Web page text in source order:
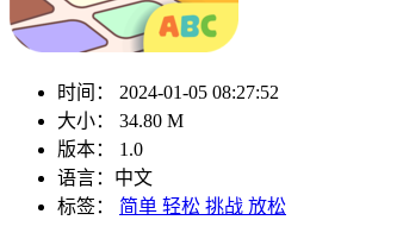
时间：
2024-01-05 08:27:52
大小：
34.80 M
版本：
1.0
语言： 中文
标签：
简单 轻松 挑战 放松